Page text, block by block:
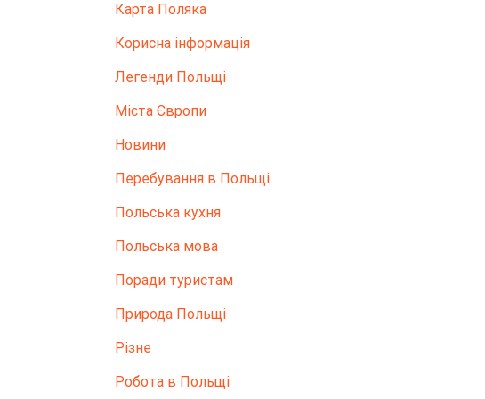
Карта Поляка
Корисна інформація
Легенди Польщі
Міста Європи
Новини
Перебування в Польщі
Польська кухня
Польська мова
Поради туристам
Природа Польщі
Різне
Робота в Польщі